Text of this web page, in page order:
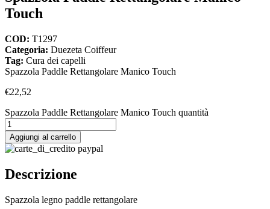
Touch
COD: T1297
Categoria: Duezeta Coiffeur
Tag: Cura dei capelli
Spazzola Paddle Rettangolare Manico Touch
€22,52
Spazzola Paddle Rettangolare Manico Touch quantità
Aggiungi al carrello
Descrizione
Spazzola legno paddle rettangolare